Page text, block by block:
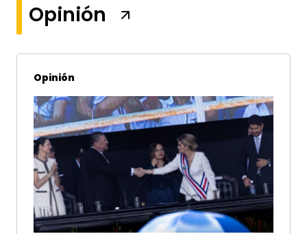
Opinión
Opinión